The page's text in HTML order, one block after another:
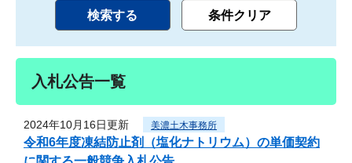
入札公告一覧
2024年10月16日更新 美濃土木事務所
令和6年度凍結防止剤（塩化ナトリウム）の単価契約